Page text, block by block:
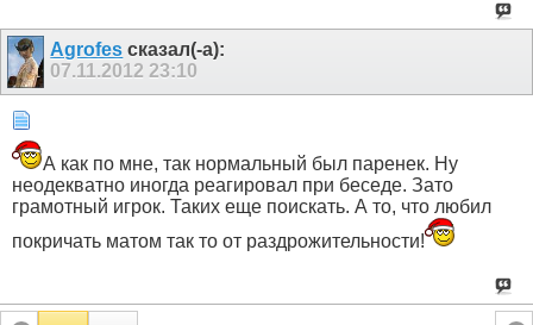
Agrofes сказал(-а):
07.11.201223:10
А как по мне, так нормальный был паренек. Ну
неодекватно иногда реагировал при беседе. Зато
грамотный игрок. Таких еще поискать. А то, что любил
покричать матом так то от раздрожительности!